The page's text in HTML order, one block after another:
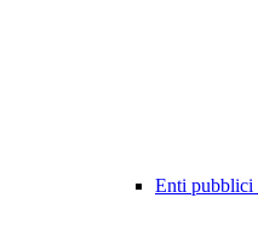
Enti pubblici